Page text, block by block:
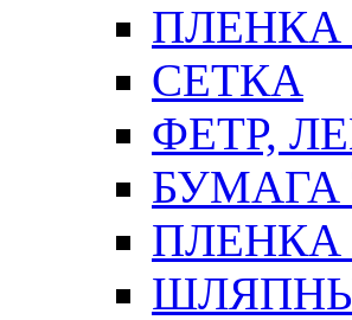
ПЛЕНКА
СЕТКА
ФЕТР,
ПЛЕНКА